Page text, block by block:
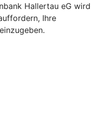
Hallertau eG wird
Ihre